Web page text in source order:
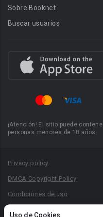
Uso de Cookies
Sobre Booknet
Buscar usuarios
¡Atención! El sitio puede
personas menores de 18 años.
Privacy policy
DMCA Copyright Policy
Condiciones de uso